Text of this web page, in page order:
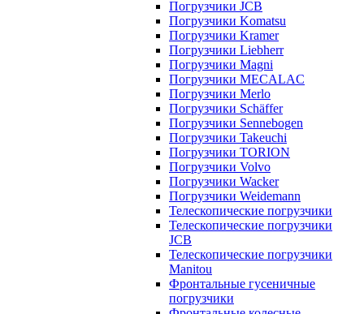
Погрузчики JCB
Погрузчики Komatsu
Погрузчики Kramer
Погрузчики Liebherr
Погрузчики Magni
Погрузчики MECALAC
Погрузчики Merlo
Погрузчики Schäffer
Погрузчики Sennebogen
Погрузчики Takeuchi
Погрузчики TORION
Погрузчики Volvo
Погрузчики Wacker
Погрузчики Weidemann
Телескопические погрузчики
Телескопические погрузчики
JCB
Телескопические погрузчики
Manitou
Фронтальные гусеничные
погрузчики